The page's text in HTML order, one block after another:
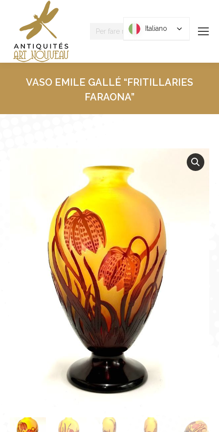
Ricerca
VASO EMILE GALLÉ “FRITILLARIES
FARAONA”
Italiano
Italiano